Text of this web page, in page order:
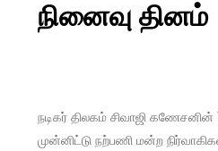
நினைவு தினம்
நடிகர் திலகம் சிவாஜி
முன்னிட்டு நற்பணி மன்ற